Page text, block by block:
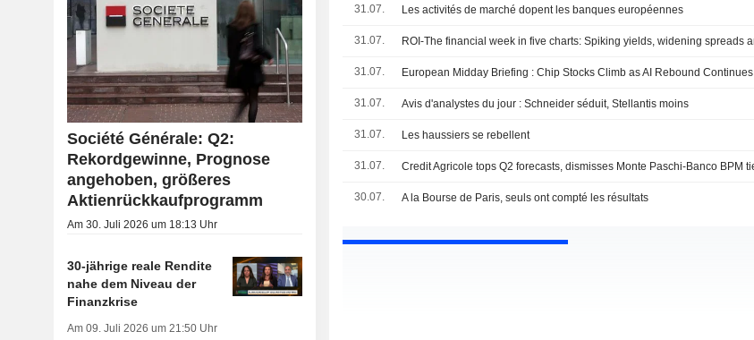
31.07. Les activités de marché dopent les banques européennes
31.07.
31.07. European Midday Briefing : Chip Stocks Climb as AI Rebound Continues
31.07. Avis d'analystes du jour : Schneider séduit, Stellantis moins
31.07. Les haussiers se rebellent
31.07.
30.07. A la Bourse de Paris, seuls ont compté les résultats
Société Générale: Q2:
Rekordgewinne, Prognose
angehoben, größeres
Aktienrückkaufprogramm
Am 30. Juli 2026 um 18:13 Uhr
30-jährige reale Rendite
nahe dem Niveau der
Finanzkrise
Am 09. Juli 2026 um 21:50 Uhr